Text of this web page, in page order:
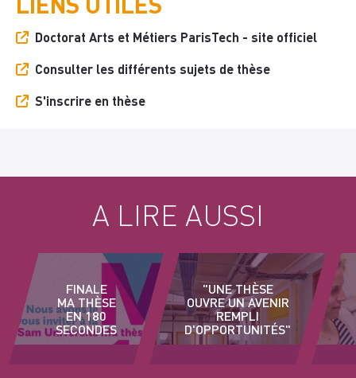
Doctorat Arts et Métiers ParisTech - site officiel
Consulter les différents sujets de thèse
S'inscrire en thèse
A LIRE AUSSI
FINALE
MA THÈSE
EN 180
SECONDES
"UNE THÈSE
OUVRE UN AVENIR
REMPLI
D'OPPORTUNITÉS"